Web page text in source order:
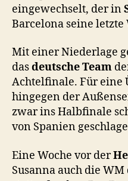
eingewechselt, der in
Barcelona seine
Mit einer Niederlage
dasdeutsche Team
Achtelfinale. Für eine
hingegen der
zwar ins Halbfinale
von Spanien
Eine Woche vor der
Susanna auch die